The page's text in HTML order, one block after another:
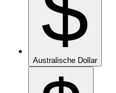
Australische Dollar